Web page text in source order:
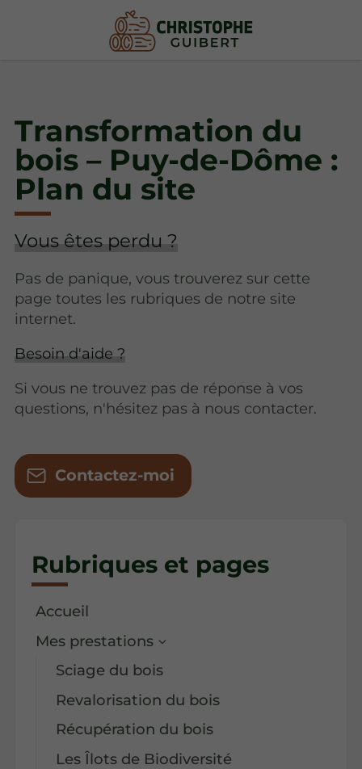
Transformation du
bois – Puy-de-Dôme :
Plan du site
Vous êtes perdu ?
Pas de panique, vous trouverez sur cette
page toutes les rubriques de notre site
internet.​​
Besoin d'aide ?
Si vous ne trouvez pas de réponse à vos
questions, n'hésitez pas à nous contacter.
Contactez-moi
Rubriques et pages
Accueil
Mes prestations
Sciage du bois
Revalorisation du bois
Récupération du bois
Les Îlots de Biodiversité